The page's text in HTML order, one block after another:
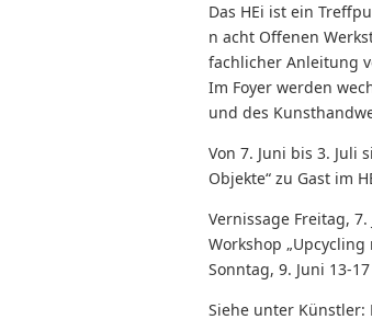
Das HEi ist ein
n acht Offenen
fachlicher Anleitung
Im Foyer werden
und des
Von 7. Juni bis 3. Juli
Objekte“ zu Gast im
Vernissage Freitag,
Workshop
Sonntag, 9. Juni 13-
Siehe unter Künstler: